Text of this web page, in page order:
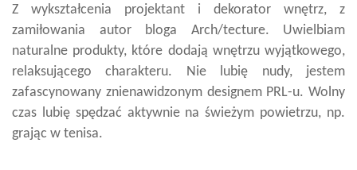
Z wykształcenia projektant i dekorator wnętrz, z
zamiłowania autor bloga Arch/tecture. Uwielbiam
naturalne produkty, które dodają wnętrzu wyjątkowego,
relaksującego charakteru. Nie lubię nudy, jestem
zafascynowany znienawidzonym designem PRL-u. Wolny
czas lubię spędzać aktywnie na świeżym powietrzu, np.
grając w tenisa.